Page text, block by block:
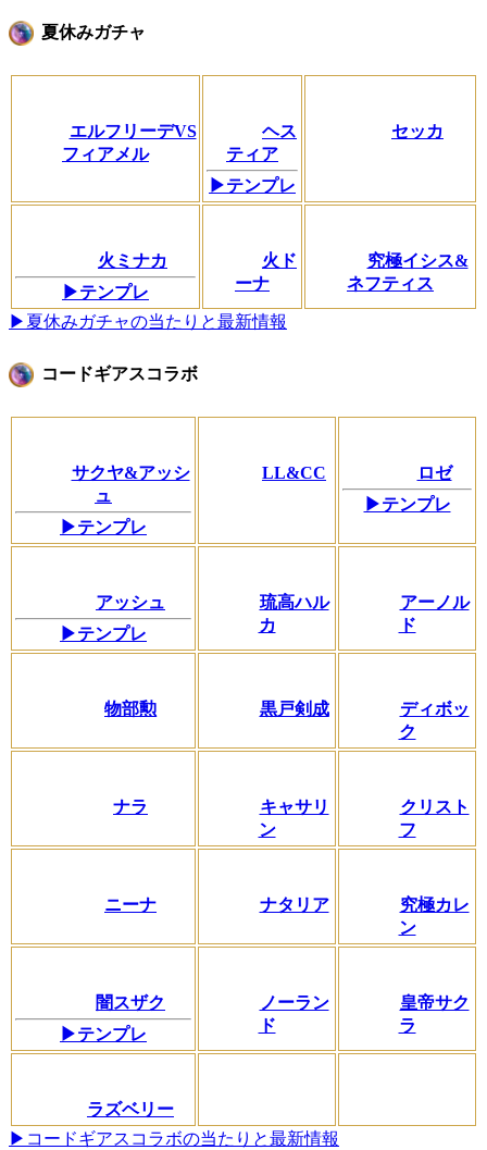
夏休みガチャ
エルフリーデVS
フィアメル
ヘス
ティア
▶テンプレ
セッカ
火ミナカ
▶テンプレ
火ド
ーナ
究極イシス&
ネフティス
▶夏休みガチャの当たりと最新情報
コードギアスコラボ
サクヤ&アッシ
ュ
▶テンプレ
LL&CC
ロゼ
▶テンプレ
アッシュ
▶テンプレ
琉高ハル
カ
アーノル
ド
物部勲 黒戸剣成
ディボッ
ク
ナラ
キャサリ
ン
クリスト
フ
ニーナ ナタリア
究極カレ
ン
闇スザク
▶テンプレ
ノーラン
ド
皇帝サク
ラ
ラズベリー
▶コードギアスコラボの当たりと最新情報